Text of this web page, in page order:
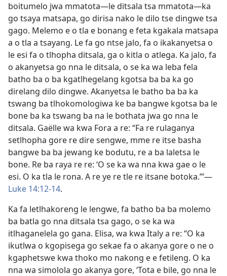
boitumelo jwa mmatota—le ditsala tsa mmatota—ka
go tsaya matsapa, go dirisa nako le dilo tse dingwe tsa
gago. Melemo e o tla e bonang e feta kgakala matsapa
a o tla a tsayang. Le fa go ntse jalo, fa o ikakanyetsa o
le esi fa o tlhopha ditsala, ga o kitla o atlega. Ka jalo, fa
o akanyetsa go nna le ditsala, o se ka wa leba fela
batho ba o ba kgatlhegelang kgotsa ba ba ka go
direlang dilo dingwe. Akanyetsa le batho ba ba ka
tswang ba tlhokomologiwa ke ba bangwe kgotsa ba le
bone ba ka tswang ba na le bothata jwa go nna le
ditsala. Gaëlle wa kwa Fora a re: “Fa re rulaganya
setlhopha gore re dire sengwe, mme re itse basha
bangwe ba ba jewang ke bodutu, re a ba laletsa le
bone. Re ba raya re re: ‘O se ka wa nna kwa gae o le
esi. O ka tla le rona. A re ye re tle re itsane botoka.’”—
Luke 14:12-14.
Ka fa letlhakoreng le lengwe, fa batho ba ba molemo
ba batla go nna ditsala tsa gago, o se ka wa
itlhaganelela go gana. Elisa, wa kwa Italy a re: “O ka
ikutlwa o kgopisega go sekae fa o akanya gore o ne o
kgaphetswe kwa thoko mo nakong e e fetileng. O ka
nna wa simolola go akanya gore, ‘Tota e bile, go nna le